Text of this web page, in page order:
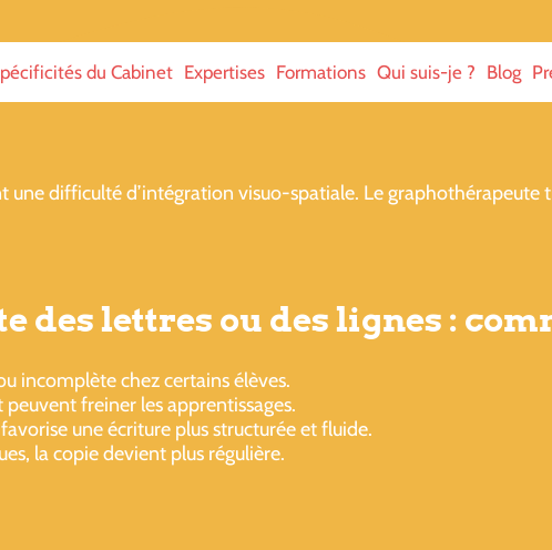
du Cabinet Expertises Formations Qui suis-je ? Blog
une difficulté d’intégration visuo-spatiale. Le graphothérapeute
des lettres ou des lignes :
incomplète chez certains élèves.
freiner les apprentissages.
une écriture plus structurée et fluide.
la copie devient plus régulière.